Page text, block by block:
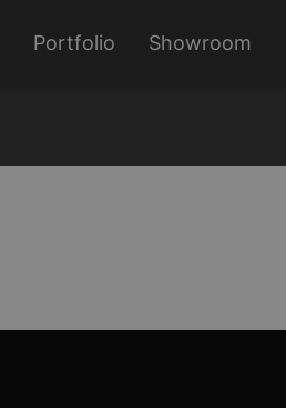
Portfolio Showroom